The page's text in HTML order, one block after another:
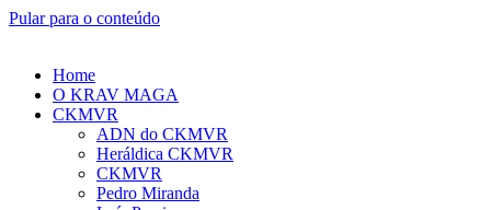
Pular para o conteúdo
Home
O KRAV MAGA
CKMVR
ADN do CKMVR
Heráldica CKMVR
CKMVR
Pedro Miranda